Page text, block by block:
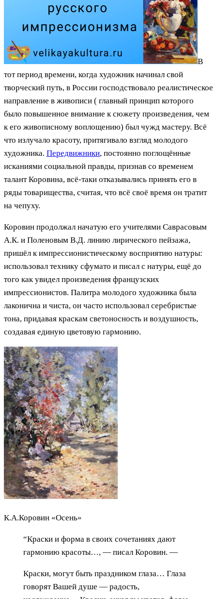
В
тот период времени, когда художник начинал свой
творческий путь, в России господствовало реалистическое
направление в живописи ( главный принцип которого
было повышенное внимание к сюжету произведения, чем
к его живописному воплощению) был чужд мастеру. Всё
что излучало красоту, притягивало взгляд молодого
художника. Передвижники, постоянно поглощённые
исканиями социальной правды, признав со временем
талант Коровина, всё-таки отказывались принять его в
ряды товарищества, считая, что всё своё время он тратит
на чепуху.
Коровин продолжал начатую его учителями Саврасовым
А.К. и Поленовым В.Д. линию лирического пейзажа,
пришёл к импрессионистическому восприятию натуры:
использовал технику сфумато и писал с натуры, ещё до
того как увидел произведения французских
импрессионистов. Палитра молодого художника была
лаконична и чиста, он часто использовал серебристые
тона, придавая краскам светоносность и воздушность,
создавая единую цветовую гармонию.
К.А.Коровин «Осень»
“Краски и форма в своих сочетаниях дают
гармонию красоты…, — писал Коровин. —
Краски, могут быть праздником глаза… Глаза
говорят Вашей душе — радость,